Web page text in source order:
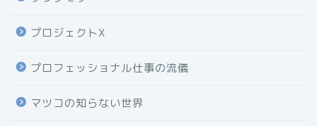
プロジェクトX
プロフェッショナル仕事の流儀
マツコの知らない世界